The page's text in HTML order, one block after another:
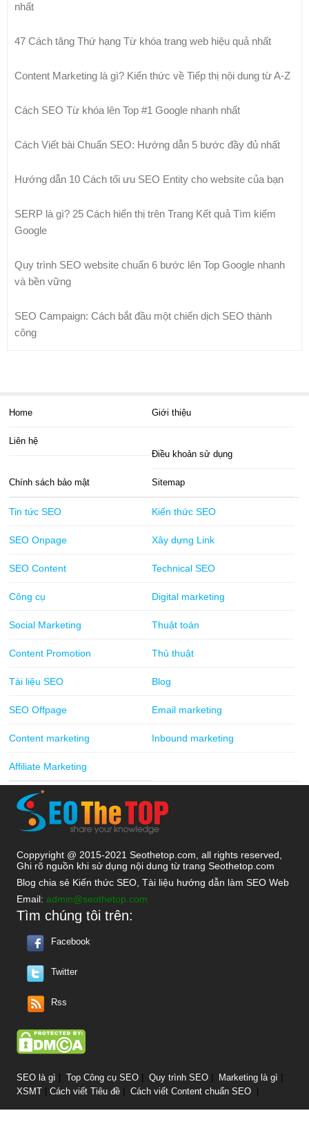
nhất
47 Cách tăng Thứ hạng Từ khóa trang web hiệu quả nhất
Content Marketing là gì? Kiến thức về Tiếp thị nội dung từ A-Z
Cách SEO Từ khóa lên Top #1 Google nhanh nhất
Cách Viết bài Chuẩn SEO: Hướng dẫn 5 bước đầy đủ nhất
Hướng dẫn 10 Cách tối ưu SEO Entity cho website của bạn
SERP là gì? 25 Cách hiển thị trên Trang Kết quả Tìm kiếm
Google
Quy trình SEO website chuẩn 6 bước lên Top Google nhanh
và bền vững
SEO Campaign: Cách bắt đầu một chiến dịch SEO thành
công
Home Giới thiệu
Liên hệ
Điều khoản sử dụng
Chính sách bảo mật Sitemap
Tin tức SEO Kiến thức SEO
SEO Onpage Xây dựng Link
SEO Content Technical SEO
Công cụ Digital marketing
Social Marketing Thuật toán
Content Promotion Thủ thuật
Tài liệu SEO Blog
SEO Offpage Email marketing
Content marketing Inbound marketing
Affiliate Marketing
Coppyright @ 2015-2021 Seothetop.com, all rights reserved,
Ghi rõ nguồn khi sử dụng nội dung từ trang Seothetop.com
Blog chia sẻ Kiến thức SEO, Tài liệu hướng dẫn làm SEO Web
Email: admin@seothetop.com
Tìm chúng tôi trên:
Facebook
Twitter
Rss
SEO là gì Top Công cụ SEO Quy trình SEO Marketing là gì
XSMT
Cách viết Tiêu đề Cách viết Content chuẩn SEO